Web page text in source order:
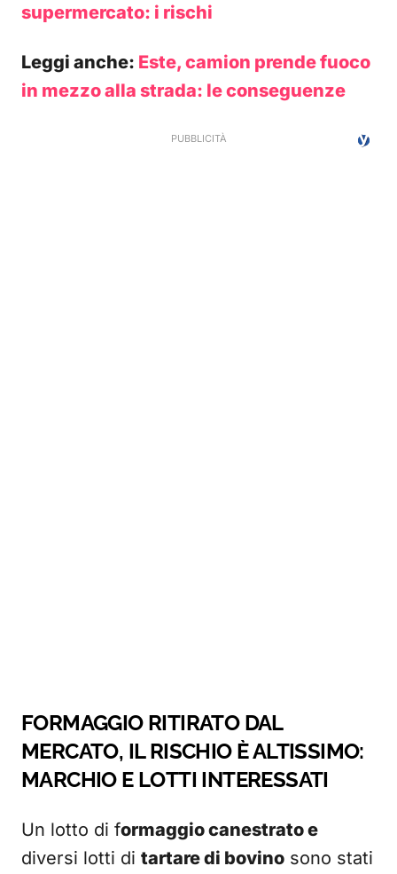
supermercato: i rischi
Leggi anche: Este, camion prende fuoco
in mezzo alla strada: le conseguenze
FORMAGGIO RITIRATO DAL
MERCATO, IL RISCHIO È ALTISSIMO:
MARCHIO E LOTTI INTERESSATI
Un lotto di formaggio canestrato e
diversi lotti di tartare di bovino sono stati